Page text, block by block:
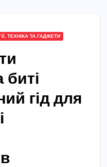
ТЕХНІКА ТА ГАДЖЕТИ
биті
гід для